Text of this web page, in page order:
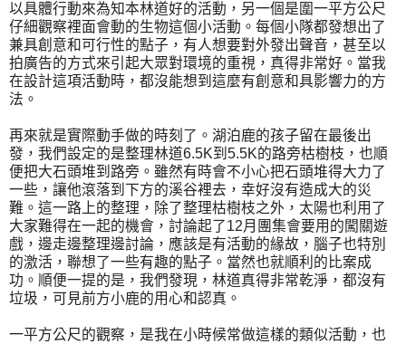
以具體行動來為知本林道好的活動，另一個是圍一平方公尺
仔細觀察裡面會動的生物這個小活動。每個小隊都發想出了
兼具創意和可行性的點子，有人想要對外發出聲音，甚至以
拍廣告的方式來引起大眾對環境的重視，真得非常好。當我
在設計這項活動時，都沒能想到這麼有創意和具影響力的方
法。
再來就是實際動手做的時刻了。湖泊鹿的孩子留在最後出
發，我們設定的是整理林道6.5K到5.5K的路旁枯樹枝，也順
便把大石頭堆到路旁。雖然有時會不小心把石頭堆得大力了
一些，讓他滾落到下方的溪谷裡去，幸好沒有造成大的災
難。這一路上的整理，除了整理枯樹枝之外，太陽也利用了
大家難得在一起的機會，討論起了12月團集會要用的闖關遊
戲，邊走邊整理邊討論，應該是有活動的緣故，腦子也特別
的激活，聯想了一些有趣的點子。當然也就順利的比案成
功。順便一提的是，我們發現，林道真得非常乾淨，都沒有
垃圾，可見前方小鹿的用心和認真。
一平方公尺的觀察，是我在小時候常做這樣的類似活動，也